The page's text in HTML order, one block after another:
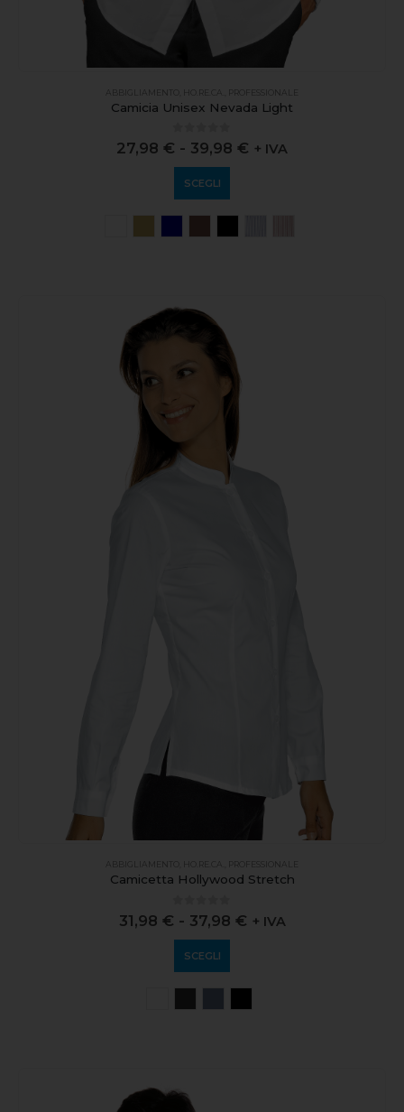
ABBIGLIAMENTO HO.RE.CA. PROFESSIONALE
Camicia Unisex Nevada Light
0 out of 5
27,98 € - 39,98 € + IVA
SCEGLI
ABBIGLIAMENTO HO.RE.CA. PROFESSIONALE
Camicetta Hollywood Stretch
out of 5
31,98 € - 37,98 € + IVA
SCEGLI